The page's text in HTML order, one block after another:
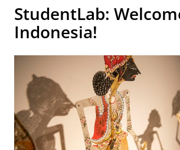
StudentLab:
Indonesia!